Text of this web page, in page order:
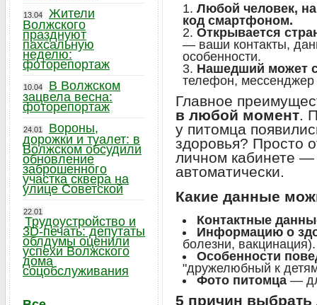
Любой человек,
код смартфоном.
Открывается
— ваши контакты,
особенности.
Нашедший может
телефон,
Главное
в любой момент.
у питомца
здоровья? Просто
личном кабинете —
автоматически.
Какие данные
Контактные
Информацию о
болезни, вакцинация).
Особенности
"дружелюбный к
Фото питомца —
5 причин выбрать
13.04
Жители
Волжского
празднуют
пахсальную
неделю:
фоторепортаж
10.04
В Волжском
зацвела весна:
фоторепортаж
24.01
Вороны,
дорожки и туалет: в
Волжском обсудили
обновление
заброшенного
участка сквера на
улице Советской
22.01
Трудоустройство и
3D-печать: депутаты
облдумы оценили
успехи Волжского
дома
соцобслуживания